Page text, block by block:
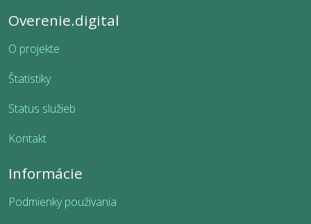
Overenie.digital
O projekte
Štatistiky
Status služieb
Kontakt
Informácie
Podmienky používania